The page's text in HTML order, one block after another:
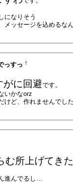
になりそう
ッセージを込めるな
っすっ†
がに回避です。
いかなorz
けど、作れませんでし
む所上げてき
進んでるし…